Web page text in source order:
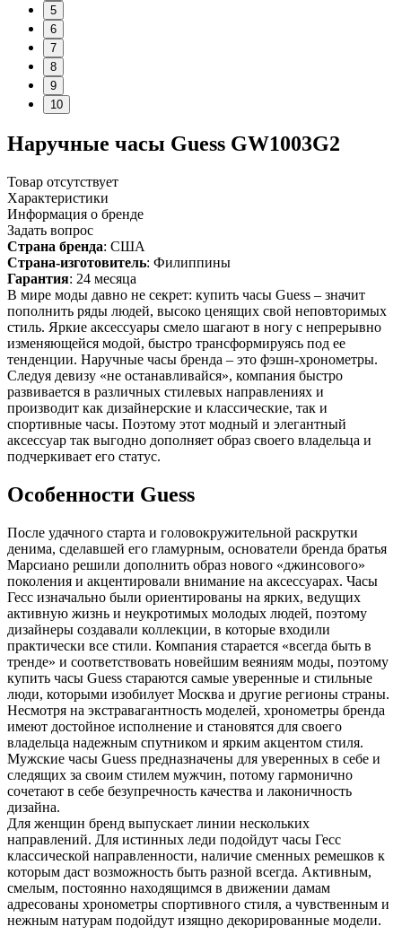
5
6
7
8
9
10
Наручные часы Guess GW1003G2
Товар отсутствует
Характеристики
Информация о бренде
Задать вопрос
Страна бренда: США
Страна-изготовитель: Филиппины
Гарантия: 24 месяца
В мире моды давно не секрет: купить часы Guess – значит
пополнить ряды людей, высоко ценящих свой неповторимых
стиль. Яркие аксессуары смело шагают в ногу с непрерывно
изменяющейся модой, быстро трансформируясь под ее
тенденции. Наручные часы бренда – это фэшн-хронометры.
Следуя девизу «не останавливайся», компания быстро
развивается в различных стилевых направлениях и
производит как дизайнерские и классические, так и
спортивные часы. Поэтому этот модный и элегантный
аксессуар так выгодно дополняет образ своего владельца и
подчеркивает его статус.
Особенности Guess
После удачного старта и головокружительной раскрутки
денима, сделавшей его гламурным, основатели бренда братья
Марсиано решили дополнить образ нового «джинсового»
поколения и акцентировали внимание на аксессуарах. Часы
Гесс изначально были ориентированы на ярких, ведущих
активную жизнь и неукротимых молодых людей, поэтому
дизайнеры создавали коллекции, в которые входили
практически все стили. Компания старается «всегда быть в
тренде» и соответствовать новейшим веяниям моды, поэтому
купить часы Guess стараются самые уверенные и стильные
люди, которыми изобилует Москва и другие регионы страны.
Несмотря на экстравагантность моделей, хронометры бренда
имеют достойное исполнение и становятся для своего
владельца надежным спутником и ярким акцентом стиля.
Мужские часы Guess предназначены для уверенных в себе и
следящих за своим стилем мужчин, потому гармонично
сочетают в себе безупречность качества и лаконичность
дизайна.
Для женщин бренд выпускает линии нескольких
направлений. Для истинных леди подойдут часы Гесс
классической направленности, наличие сменных ремешков к
которым даст возможность быть разной всегда. Активным,
смелым, постоянно находящимся в движении дамам
адресованы хронометры спортивного стиля, а чувственным и
нежным натурам подойдут изящно декорированные модели.